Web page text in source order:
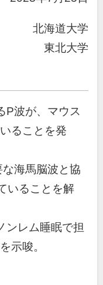
北海道大学
東北大学
P波が、マウス
ることを発
海馬脳波と協
いることを解
ンレム睡眠で担
示唆。